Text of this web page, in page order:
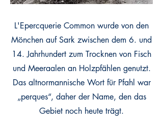
L'Epercquerie Common wurde von den
Mönchen auf Sark zwischen dem 6. und
14. Jahrhundert zum Trocknen von Fisch
und Meeraalen an Holzpfählen genutzt.
Das altnormannische Wort für Pfahl war
„perques“, daher der Name, den das
Gebiet noch heute trägt.